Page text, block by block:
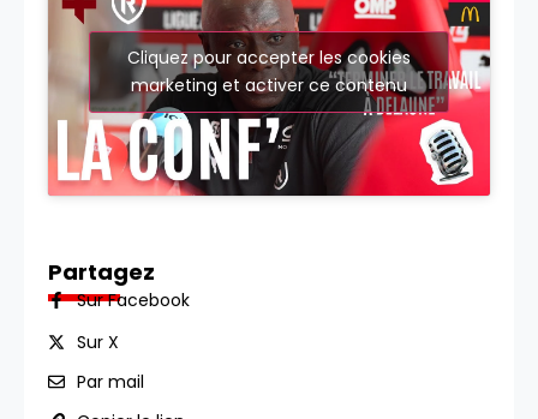
Cliquez pour accepter les cookies
marketing et activer ce contenu
Partagez
Sur Facebook
Sur X
Par mail